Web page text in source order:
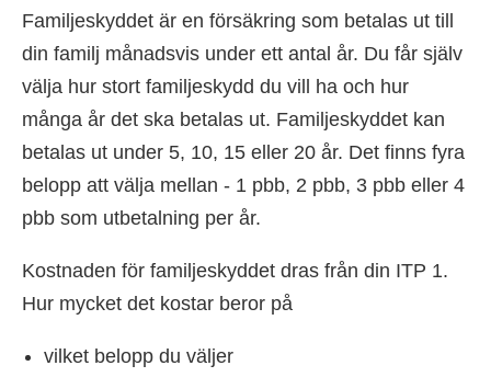
Familjeskyddet är en försäkring som betalas ut till
din familj månadsvis under ett antal år. Du får själv
välja hur stort familjeskydd du vill ha och hur
många år det ska betalas ut. Familjeskyddet kan
betalas ut under 5, 10, 15 eller 20 år. Det finns fyra
belopp att välja mellan - 1 pbb, 2 pbb, 3 pbb eller 4
pbb som utbetalning per år.
Kostnaden för familjeskyddet dras från din ITP 1.
Hur mycket det kostar beror på
vilket belopp du väljer